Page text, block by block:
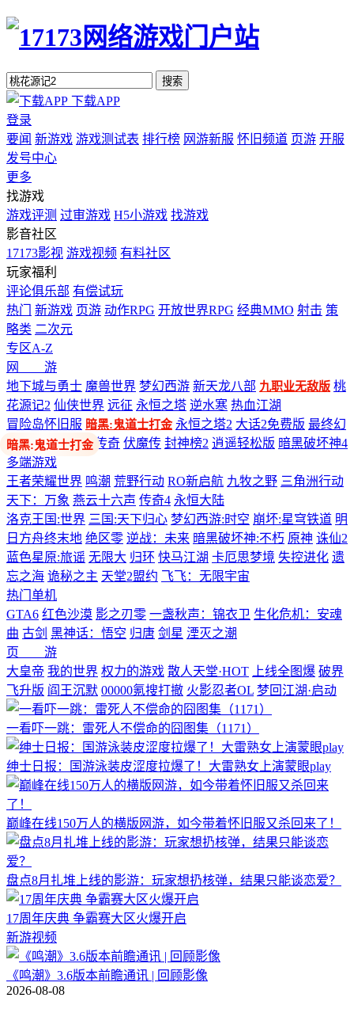
搜索
下载APP
登录
要闻 新游戏 游戏测试表 排行榜 网游新服 怀旧频道 页游 开服
发号中心
更多
找游戏
游戏评测 过审游戏 H5小游戏 找游戏
影音社区
17173影视 游戏视频 有料社区
玩家福利
评论俱乐部 有偿试玩
热门
新游戏 页游 动作RPG 开放世界RPG 经典MMO 射击 策
略类 二次元
专区A-Z
网 游
地下城与勇士 魔兽世界 梦幻西游 新天龙八部 九职业无敌版 桃
花源记2 仙侠世界 远征 永恒之塔 逆水寒 热血江湖
冒险岛怀旧服 暗黑:鬼道士打金 永恒之塔2 大话2免费版 最终幻
想14 剑网3 热血传奇 伏魔传 封神榜2 逍遥轻松版 暗黑破坏神4
多端游戏
王者荣耀世界 鸣潮 荒野行动 RO新启航 九牧之野 三角洲行动
天下：万象 燕云十六声 传奇4 永恒大陆
洛克王国:世界 三国:天下归心 梦幻西游:时空 崩坏:星穹铁道 明
日方舟终末地 绝区零 逆战：未来 暗黑破坏神:不朽 原神 诛仙2
蓝色星原:旅谣 无限大 归环 快马江湖 卡厄思梦境 失控进化 遗
忘之海 诡秘之主 天堂2盟约 飞飞：无限宇宙
热门单机
GTA6 红色沙漠 影之刃零 一盏秋声：锦衣卫 生化危机：安魂
曲 古剑 黑神话：悟空 归唐 剑星 湮灭之潮
页 游
大皇帝 我的世界 权力的游戏 散人天堂·HOT 上线全图爆 破界
飞升版 阎王沉默 00000氪搜打撤 火影忍者OL 梦回江湖·启动
一看吓一跳：雷死人不偿命的囧图集（1171）
绅士日报：国游泳装皮涩度拉爆了！大雷熟女上演蒙眼play
巅峰在线150万人的横版网游，如今带着怀旧服又杀回来了！
盘点8月扎堆上线的影游：玩家想扔核弹，结果只能谈恋爱？
17周年庆典 争霸赛大区火爆开启
新游视频
《鸣潮》3.6版本前瞻通讯 | 回顾影像
2026-08-08